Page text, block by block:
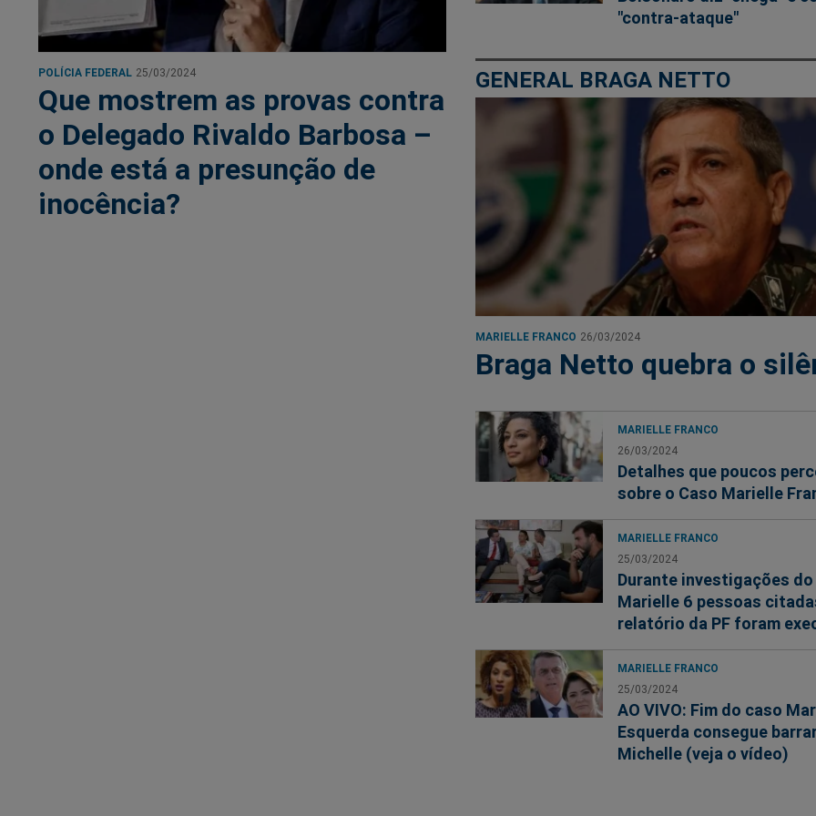
POLÍCIA FEDERAL 25/03/2024
Que mostrem as provas contra
o Delegado Rivaldo Barbosa –
onde está a presunção de
inocência?
"contra-ataque"
GENERAL BRAGA NETTO
MARIELLE FRANCO 26/03/2024
Braga Netto quebra o
MARIELLE FRANCO
26/03/2024
Detalhes que poucos
sobre o Caso Marielle
MARIELLE FRANCO
25/03/2024
Durante investigações
Marielle 6 pessoas
relatório da PF foram
MARIELLE FRANCO
25/03/2024
AO VIVO: Fim do caso
Esquerda consegue
Michelle (veja o vídeo)